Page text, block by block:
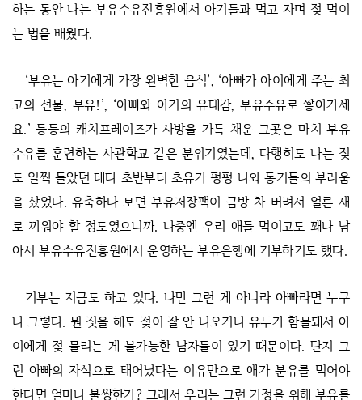
하는 동안 나는 부유수유진흥원에서 아기들과 먹고 자며 젖 먹이
는 법을 배웠다.
‘부유는 아기에게 가장 완벽한 음식’, ‘아빠가 아이에게 주는 최
고의 선물, 부유!’, ‘아빠와 아기의 유대감, 부유수유로 쌓아가세
요.’ 등등의 캐치프레이즈가 사방을 가득 채운 그곳은 마치 부유
수유를 훈련하는 사관학교 같은 분위기였는데, 다행히도 나는 젖
도 일찍 돌았던 데다 초반부터 초유가 펑펑 나와 동기들의 부러움
을 샀었다. 유축하다 보면 부유저장팩이 금방 차 버려서 얼른 새
로 끼워야 할 정도였으니까. 나중엔 우리 애들 먹이고도 꽤나 남
아서 부유수유진흥원에서 운영하는 부유은행에 기부하기도 했다.
기부는 지금도 하고 있다. 나만 그런 게 아니라 아빠라면 누구
나 그렇다. 뭔 짓을 해도 젖이 잘 안 나오거나 유두가 함몰돼서 아
이에게 젖 물리는 게 불가능한 남자들이 있기 때문이다. 단지 그
런 아빠의 자식으로 태어났다는 이유만으로 애가 분유를 먹어야
한다면 얼마나 불쌍한가? 그래서 우리는 그런 가정을 위해 부유를